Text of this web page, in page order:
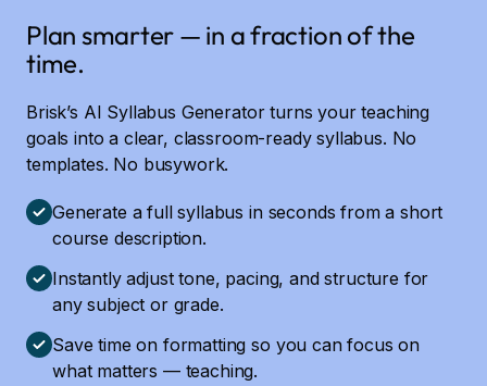
Plan smarter — in a fraction of the
time.
Brisk’s AI Syllabus Generator turns your teaching
goals into a clear, classroom-ready syllabus. No
templates. No busywork.
Generate a full syllabus in seconds from a short
course description.
Instantly adjust tone, pacing, and structure for
any subject or grade.
Save time on formatting so you can focus on
what matters — teaching.